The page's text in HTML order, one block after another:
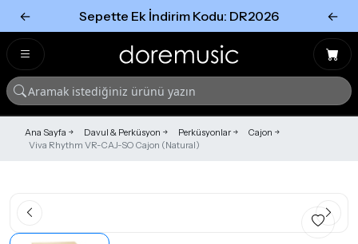
← Sepette Ek İndirim Kodu: DR2026 ←
Ana Sayfa Davul & Perküsyon Perküsyonlar
Cajon
Viva Rhythm VR-CAJ-SO Cajon (Natural)
Tümünü Gör
Tümünü gör